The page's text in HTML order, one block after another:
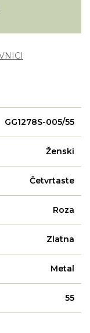
GG1278S-005/55
Ženski
Četvrtaste
Roza
Zlatna
Metal
55